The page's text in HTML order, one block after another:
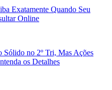
Exatamente Quando Seu
Online
Sólido no 2º Tri, Mas Ações
os Detalhes